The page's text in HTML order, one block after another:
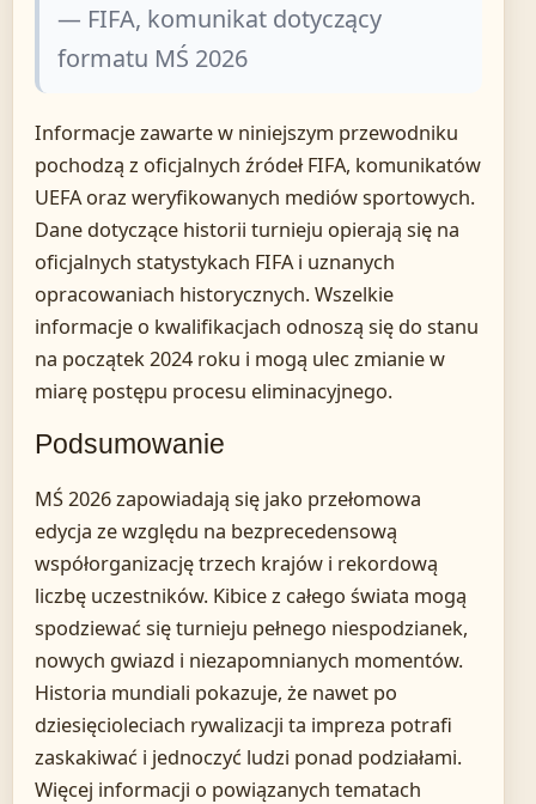
— FIFA, komunikat dotyczący
formatu MŚ 2026
Informacje zawarte w niniejszym przewodniku
pochodzą z oficjalnych źródeł FIFA, komunikatów
UEFA oraz weryfikowanych mediów sportowych.
Dane dotyczące historii turnieju opierają się na
oficjalnych statystykach FIFA i uznanych
opracowaniach historycznych. Wszelkie
informacje o kwalifikacjach odnoszą się do stanu
na początek 2024 roku i mogą ulec zmianie w
miarę postępu procesu eliminacyjnego.
Podsumowanie
MŚ 2026 zapowiadają się jako przełomowa
edycja ze względu na bezprecedensową
współorganizację trzech krajów i rekordową
liczbę uczestników. Kibice z całego świata mogą
spodziewać się turnieju pełnego niespodzianek,
nowych gwiazd i niezapomnianych momentów.
Historia mundiali pokazuje, że nawet po
dziesięcioleciach rywalizacji ta impreza potrafi
zaskakiwać i jednoczyć ludzi ponad podziałami.
Więcej informacji o powiązanych tematach